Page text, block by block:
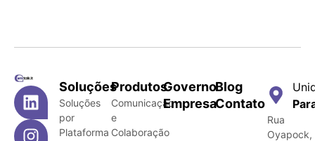
Soluções
Soluções
por
Plataforma
Produtos
Comunicação
e
Colaboração
Governo
Empresa
Blog
Contato
Rua
Oyapock,